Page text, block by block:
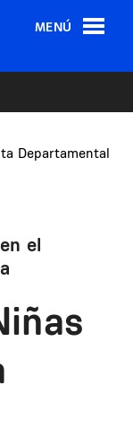
MENÚ
Departamental
el